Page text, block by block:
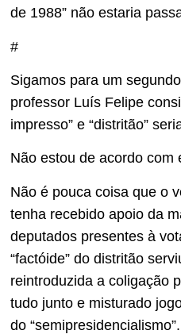
de 1988” não estaria
#
Sigamos para um
professor Luís Felipe
impresso” e “distritão”
Não estou de acordo com
Não é pouca coisa que o
tenha recebido apoio da
deputados presentes à
“factóide” do distritão
reintroduzida a coligação
tudo junto e misturado
do “semipresidencialismo”.